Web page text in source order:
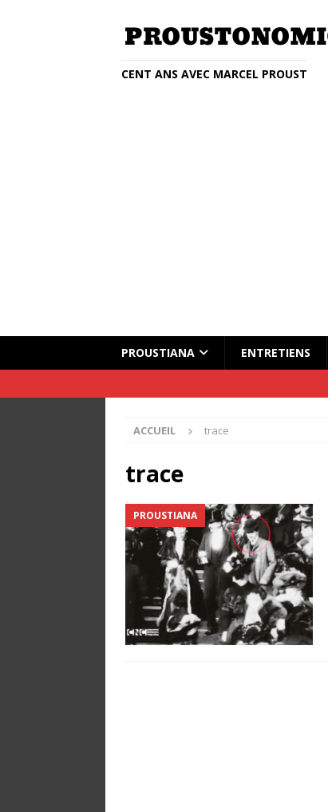
CENT ANS AVEC MARCEL PROUST
PROUSTIANA ENTRETIENS
ACCUEIL trace
trace
PROUSTIANA